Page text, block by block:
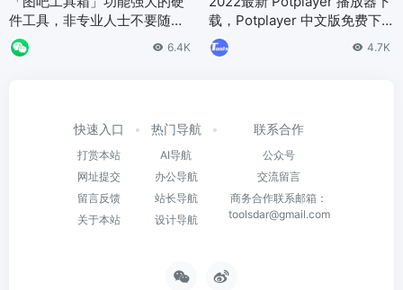
件工具，非专业人士不要随意
使用
6.4K
载，Potplayer 中文版免费下
载地址
4.7K
快速入口
打赏本站
网址提交
留言反馈
关于本站
热门导航
AI导航
办公导航
站长导航
设计导航
联系合作
公众号
交流留言
商务合作联系邮箱：
toolsdar@gmail.com